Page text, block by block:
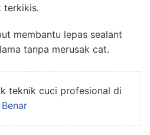
terkikis.
membantu lepas sealant
tanpa merusak cat.
teknik cuci profesional di